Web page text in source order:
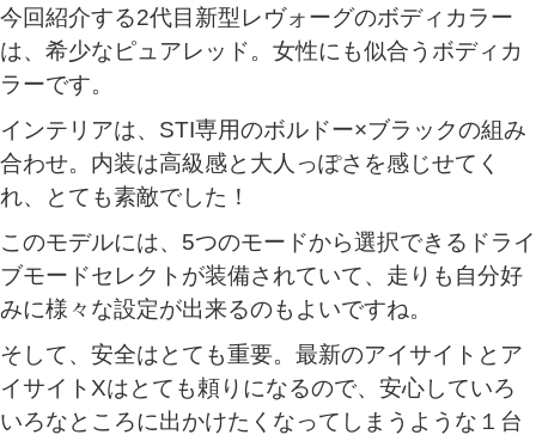
今回紹介する2代目新型レヴォーグのボディカラー
は、希少なピュアレッド。女性にも似合うボディカ
ラーです。
インテリアは、STI専用のボルドー×ブラックの組み
合わせ。内装は高級感と大人っぽさを感じせてく
れ、とても素敵でした！
このモデルには、5つのモードから選択できるドライ
ブモードセレクトが装備されていて、走りも自分好
みに様々な設定が出来るのもよいですね。
そして、安全はとても重要。最新のアイサイトとア
イサイトXはとても頼りになるので、安心していろ
いろなところに出かけたくなってしまうような１台